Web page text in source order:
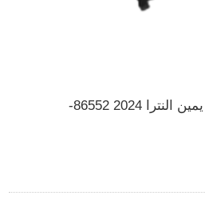
عظمة صدام امامى يمين النترا 2024 86552-